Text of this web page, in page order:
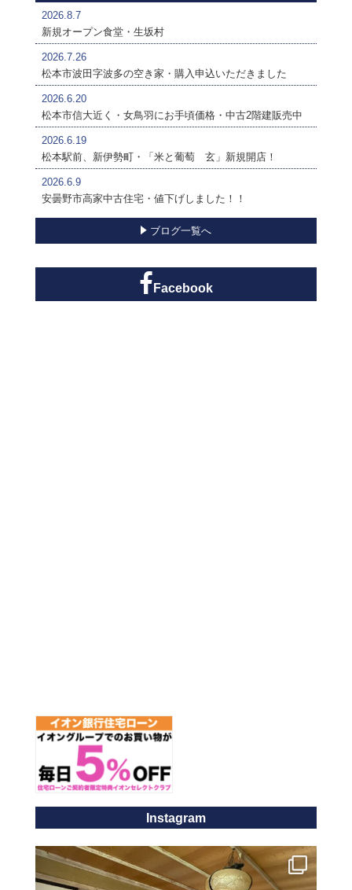
2026.8.7
新規オープン食堂・生坂村
2026.7.26
松本市波田字波多の空き家・購入申込いただきました
2026.6.20
松本市信大近く・女鳥羽にお手頃価格・中古2階建販売中
2026.6.19
松本駅前、新伊勢町・「米と葡萄 玄」新規開店！
2026.6.9
安曇野市高家中古住宅・値下げしました！！
ブログ一覧へ
Facebook
Instagram